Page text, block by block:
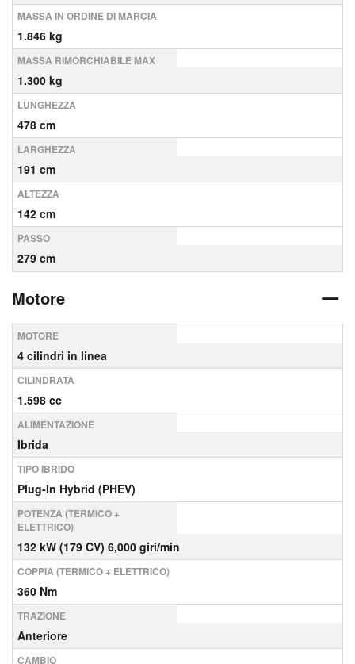
MASSA IN ORDINE DI MARCIA
1.846 kg
MASSA RIMORCHIABILE MAX
1.300 kg
LUNGHEZZA
478 cm
LARGHEZZA
191 cm
ALTEZZA
142 cm
PASSO
279 cm
Motore
MOTORE
4 cilindri in linea
CILINDRATA
1.598 cc
ALIMENTAZIONE
Ibrida
TIPO IBRIDO
Plug-In Hybrid (PHEV)
POTENZA (TERMICO +
ELETTRICO)
132 kW (179 CV) 6,000 giri/min
COPPIA (TERMICO + ELETTRICO)
360 Nm
TRAZIONE
Anteriore
CAMBIO